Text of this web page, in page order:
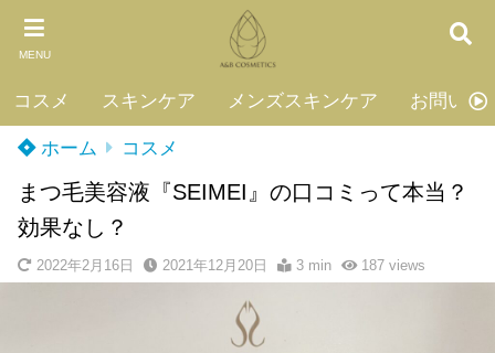
MENU
コスメ スキンケア メンズスキンケア お問い合
ホーム コスメ
まつ毛美容液『SEIMEI』の口コミって本当？
効果なし？
2022年2月16日 2021年12月20日 3 min 187views